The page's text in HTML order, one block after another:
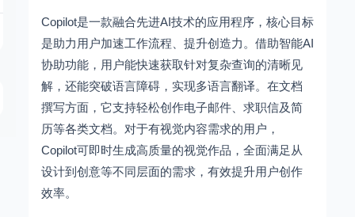
Copilot是一款融合先进AI技术的应用程序，核心目标
是助力用户加速工作流程、提升创造力。借助智能AI
协助功能，用户能快速获取针对复杂查询的清晰见
解，还能突破语言障碍，实现多语言翻译。在文档
撰写方面，它支持轻松创作电子邮件、求职信及简
历等各类文档。对于有视觉内容需求的用户，
Copilot可即时生成高质量的视觉作品，全面满足从
设计到创意等不同层面的需求，有效提升用户创作
效率。